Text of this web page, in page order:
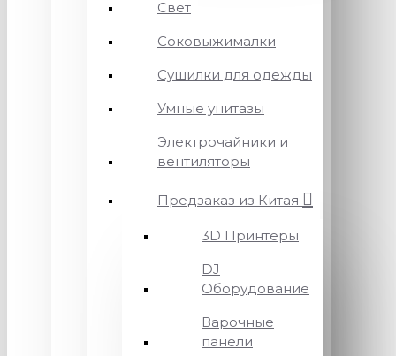
Свет
Соковыжималки
Сушилки для одежды
Умные унитазы
Электрочайники и
вентиляторы
Предзаказ из Китая
3D Принтеры
DJ
Оборудование
Варочные
панели